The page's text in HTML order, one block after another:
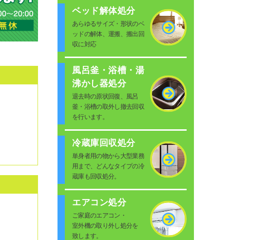
ベッド解体処分
あらゆるサイズ・形状のベ
ッドの解体、運搬、搬出回
収に対応
風呂釜・浴槽・湯
沸かし器処分
退去時の原状回復、風呂
釜・浴槽の取外し撤去回収
を行います。
冷蔵庫回収処分
単身者用の物から大型業務
用まで、どんなタイプの冷
蔵庫も回収処分。
エアコン処分
ご家庭のエアコン・
室外機の取り外し処分を
致します。